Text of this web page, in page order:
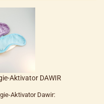
Aktivator DAWIR
Aktivator Dawir: